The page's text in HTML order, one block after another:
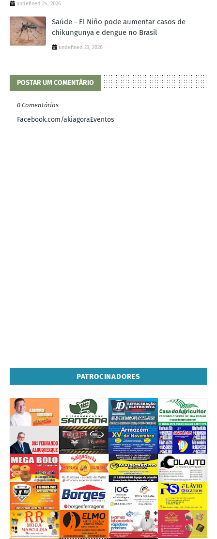
undefined 24, 2026
Saúde - El Niño pode aumentar casos de
chikungunya e dengue no Brasil
undefined 23, 2026
POSTAR UM COMENTÁRIO
0 Comentários
Facebook.com/akiagoraEventos
PATROCINADORES